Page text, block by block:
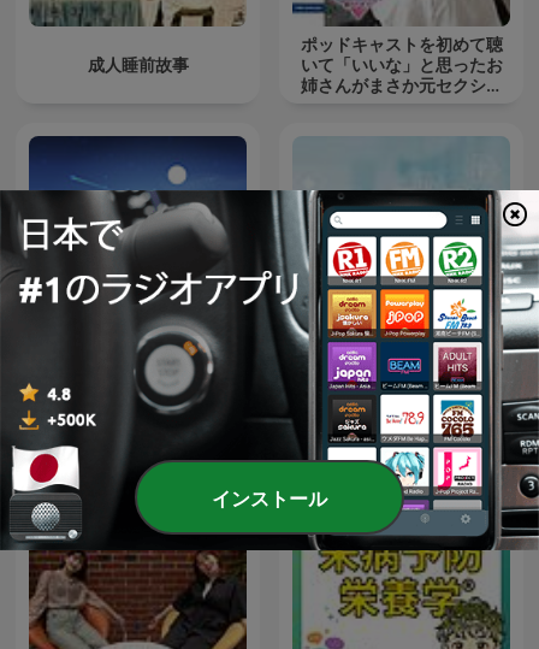
成人睡前故事
ポッドキャストを初めて聴
いて「いいな」と思ったお
姉さんがまさか元セクシー
Sleep Sounds Podcast |
Sleep Meditation, White
Noise and Sleep Music
医学講座
インストール